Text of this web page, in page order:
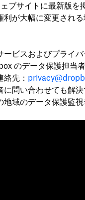
ブサイトに最新版を
利が大幅に変更され
ービスおよびプライ
のデータ保護担当
先：
に問い合わせても解
地域のデータ保護監